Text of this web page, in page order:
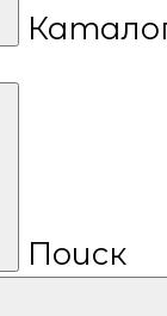
Поиск